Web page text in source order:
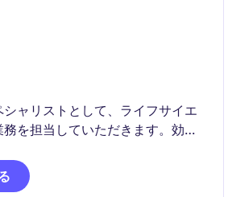
ャリストとして、ライフサイエ
を担当していただきます。効率